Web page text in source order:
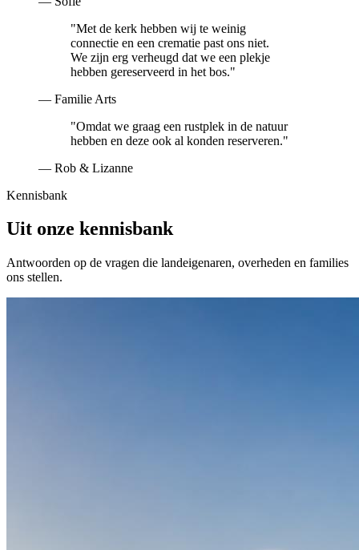
"Met de kerk hebben wij te weinig
connectie en een crematie past ons niet.
We zijn erg verheugd dat we een plekje
hebben gereserveerd in het bos."
— Familie Arts
"Omdat we graag een rustplek in de natuur
hebben en deze ook al konden reserveren."
— Rob & Lizanne
Kennisbank
Uit onze kennisbank
Antwoorden op de vragen die landeigenaren, overheden en families
ons stellen.